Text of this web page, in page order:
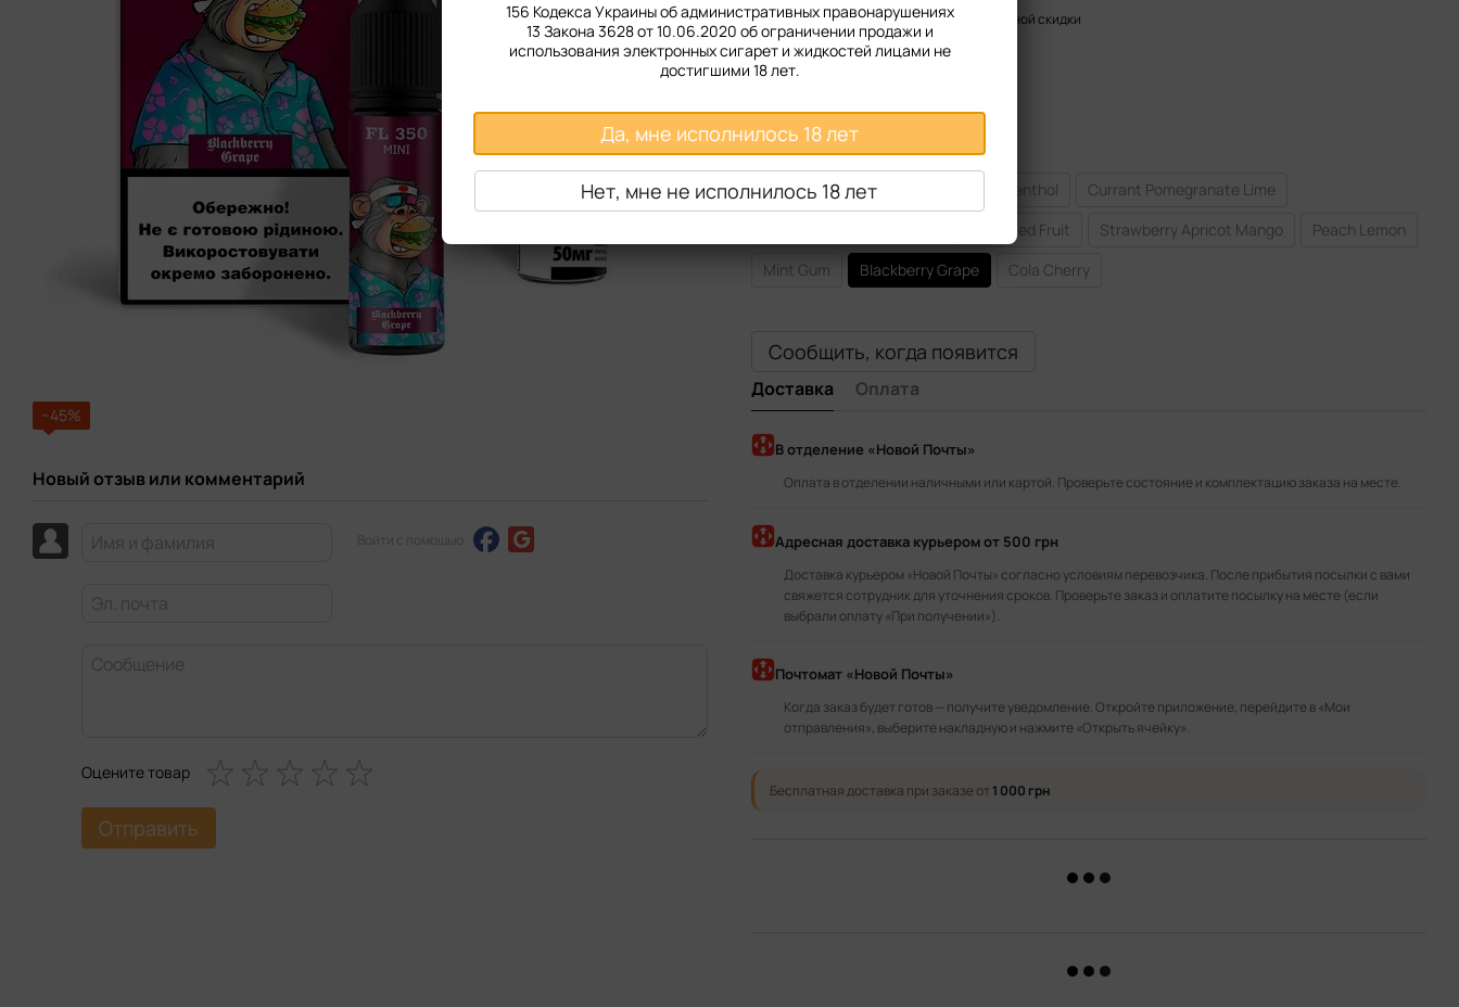
−45%
Новый отзыв или комментарий
Войти с помощью
Оцените товар
Отправить
% Войти для отображения накопительной скидки
Крепость
Вкус жидкости
Blue Raspberry Peach Currant Menthol
Currant Pomegranate Lime
Triple Red Fruit Strawberry Apricot Mango
Peach Lemon
Mint Gum
Blackberry Grape Cola Cherry
Сообщить, когда появится
Доставка Оплата
В отделение «Новой Почты»
Оплата в отделении наличными или картой. Проверьте состояние и комплектацию заказа на месте.
Адресная доставка курьеромот 500 грн
Доставка курьером «Новой Почты» согласно условиям перевозчика. После прибытия посылки с вами
свяжется сотрудник для уточнения сроков. Проверьте заказ и оплатите посылку на месте (если
выбрали оплату «При получении»).
Почтомат «Новой Почты»
Когда заказ будет готов — получите уведомление. Откройте приложение, перейдите в «Мои
отправления», выберите накладную и нажмите «Открыть ячейку».
Бесплатная доставка при заказе от 1 000 грн
156 Кодекса Украины об административных правонарушениях
13 Закона 3628 от 10.06.2020 об ограничении продажи и
использования электронных сигарет и жидкостей лицами не
достигшими 18 лет.
Да, мне исполнилось 18 лет
Нет, мне не исполнилось 18 лет